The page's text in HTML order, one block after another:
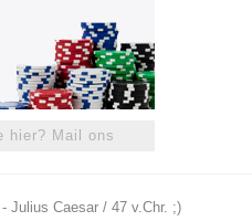
hier? Mail ons
Julius Caesar / 47 v.Chr. ;)